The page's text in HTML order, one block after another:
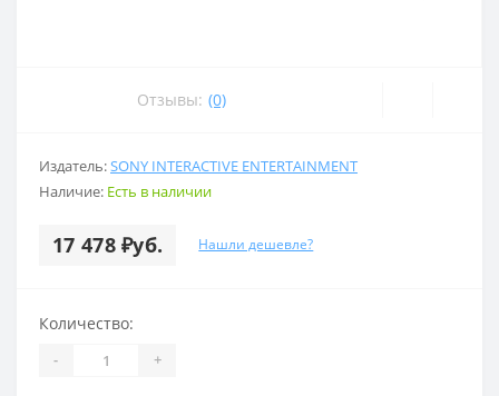
Отзывы: (0)
Издатель:SONY INTERACTIVE ENTERTAINMENT
Наличие: Есть в наличии
17 478 ₽уб. Нашли дешевле?
Количество:
- +